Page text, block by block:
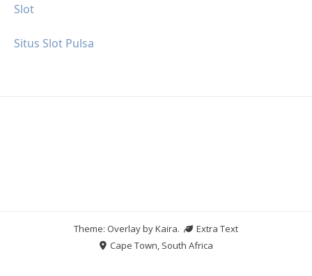
Slot
Situs Slot Pulsa
Theme: Overlay byKaira.
Extra Text
Cape Town, South Africa